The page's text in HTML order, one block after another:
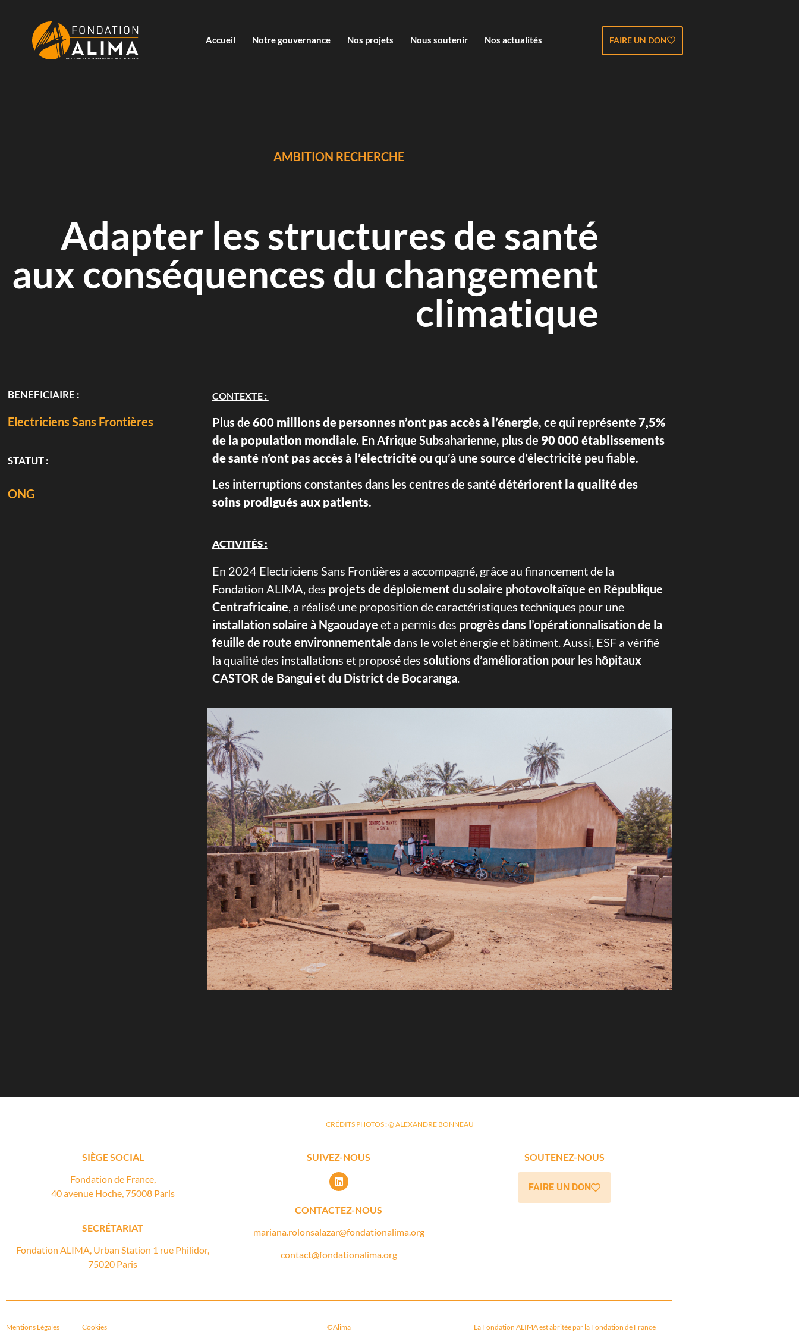
Accueil Notre gouvernance Nos projets Nous soutenir Nos actualités FAIRE UN DON
AMBITION RECHERCHE
Adapter les structures de santé
aux conséquences du changement
climatique
BENEFICIAIRE :
Electriciens Sans Frontières
STATUT :
ONG
CONTEXTE :
Plus de 600 millions de personnes n’ont pas accès à l’énergie, ce qui représente 7,5%
de la population mondiale. En Afrique Subsaharienne, plus de 90 000 établissements
de santé n’ont pas accès à l’électricitéou qu’à une source d’électricité peu fiable.
Les interruptions constantes dans les centres de santé détériorent la qualité des
soins prodigués aux patients.
ACTIVITÉS :
En 2024 Electriciens Sans Frontières a accompagné, grâce au financement de la
Fondation ALIMA, des projets de déploiement du solaire photovoltaïque en République
Centrafricaine, a réalisé une proposition de caractéristiques techniques pour une
installation solaire à Ngaoudaye et a permis des progrès dans l’opérationnalisation de la
feuille de route environnementale dans le volet énergie et bâtiment. Aussi, ESF a vérifié
la qualité des installations et proposé des solutions d’amélioration pour les hôpitaux
CASTOR de Bangui et du District de Bocaranga.
CRÉDITS PHOTOS : @ ALEXANDRE BONNEAU
SIÈGE SOCIAL
Fondation de France,
40 avenue Hoche, 75008 Paris
SECRÉTARIAT
Fondation ALIMA, Urban Station 1 rue Philidor,
75020 Paris
SUIVEZ-NOUS
CONTACTEZ-NOUS
mariana.rolonsalazar@fondationalima.org
contact@fondationalima.org
SOUTENEZ-NOUS
FAIRE UN DON
Mentions Légales Cookies ©Alima La Fondation ALIMA est abritée par la Fondation de France